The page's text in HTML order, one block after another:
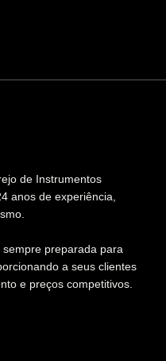
de Instrumentos
anos de experiência,
preparada para
a seus clientes
e preços competitivos.